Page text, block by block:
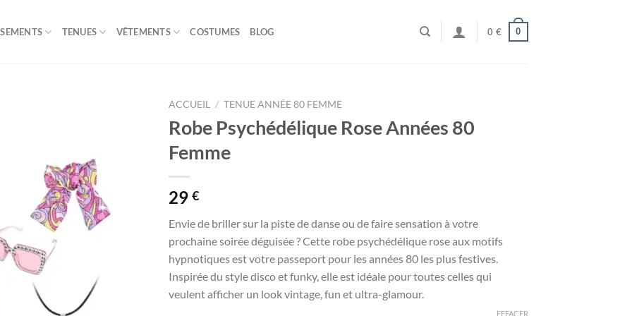
TENUES VÊTEMENTS COSTUMES BLOG 0 € 0
ACCUEIL / TENUE ANNÉE 80 FEMME
Robe Psychédélique Rose Années 80
Femme
29 €
Envie de briller sur la piste de danse ou de faire sensation à votre
prochaine soirée déguisée ? Cette robe psychédélique rose aux motifs
hypnotiques est votre passeport pour les années 80 les plus festives.
Inspirée du style disco et funky, elle est idéale pour toutes celles qui
veulent afficher un look vintage, fun et ultra-glamour.
EFFACER